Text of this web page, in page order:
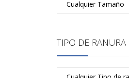
TIPO DE RANURA